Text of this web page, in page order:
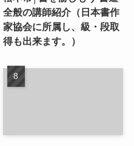
全般の講師紹介（日本書作
家協会に所属し、級・段取
得も出来ます。）